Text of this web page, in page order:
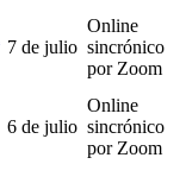
7 de julio
Online
sincrónico
por Zoom
6 de julio
Online
sincrónico
por Zoom